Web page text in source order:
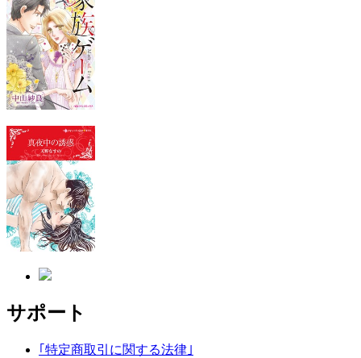
サポート
｢特定商取引に関する法律｣